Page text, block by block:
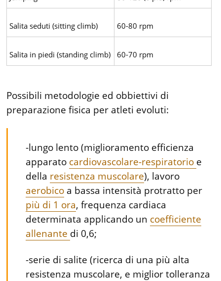
Salita seduti (sitting climb) 60-80 rpm
Salita in piedi (standing climb) 60-70 rpm
Possibili metodologie ed obbiettivi di
preparazione fisica per atleti evoluti:
-lungo lento (miglioramento efficienza
apparato cardiovascolare-respiratorio e
della resistenza muscolare), lavoro
aerobico a bassa intensità protratto per
più di 1 ora, frequenza cardiaca
determinata applicando un coefficiente
allenante di 0,6;
-serie di salite (ricerca di una più alta
resistenza muscolare, e miglior tolleranza